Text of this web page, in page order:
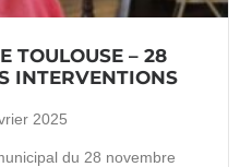
TOULOUSE – 28
INTERVENTIONS
2025
du 28 novembre